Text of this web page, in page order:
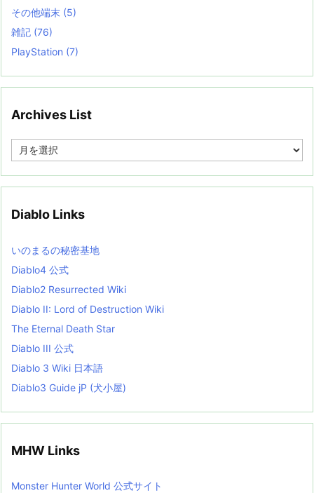
その他端末 (5)
雑記 (76)
PlayStation (7)
Archives List
e
i
s
t
Diablo Links
いのまるの秘密基地
Diablo4 公式
Diablo2 Resurrected Wiki
Diablo II: Lord of Destruction Wiki
The Eternal Death Star
Diablo III 公式
Diablo 3 Wiki 日本語
Diablo3 Guide jP (犬小屋)
MHW Links
Monster Hunter World 公式サイト